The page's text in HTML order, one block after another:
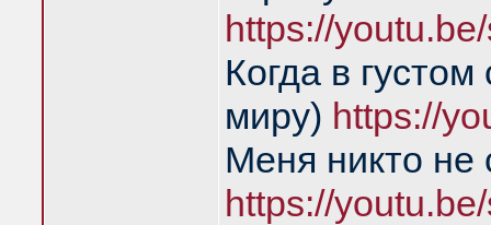
https://
Когда в
миру) https://
Меня никто
https://